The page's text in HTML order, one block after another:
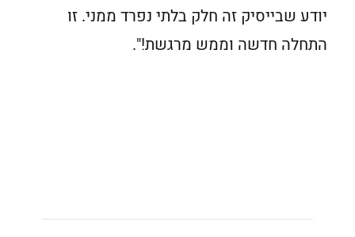
יודע שבייסיק זה חלק בלתי נפרד ממני. זו
התחלה חדשה וממש מרגשת!".